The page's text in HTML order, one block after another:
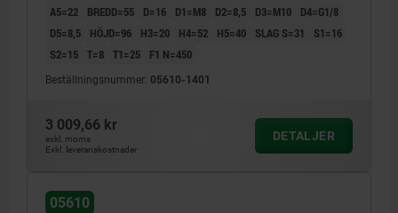
A5=22
BREDD=55 D=16 D1=M8 D2=8,5 D3=M10
D4=G1/8
D5=8,5
HÖJD=96 H3=20 H4=52 H5=40 SLAG S=31
S1=16
S2=15 T=8 T1=25 F1 N=450
Beställningsnummer: 05610-1401
3 009,66 kr
exkl. moms
Exkl. leveranskostnader
DETALJER
05610